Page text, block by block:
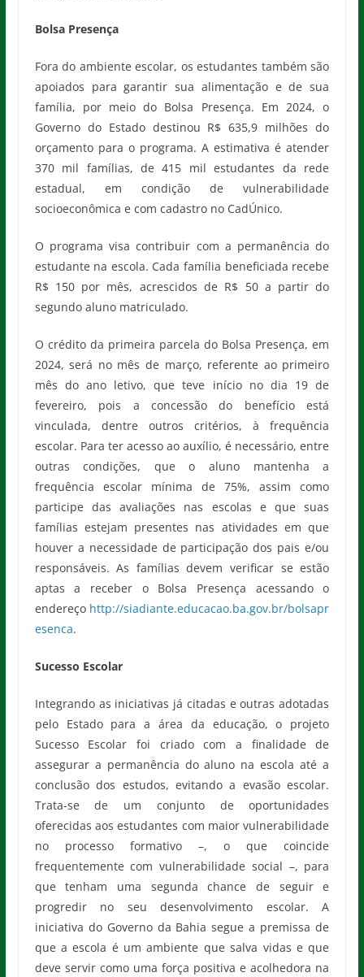
Bolsa Presença
Fora do ambiente escolar, os estudantes também são
apoiados para garantir sua alimentação e de sua
família, por meio do Bolsa Presença. Em 2024, o
Governo do Estado destinou R$ 635,9 milhões do
orçamento para o programa. A estimativa é atender
370 mil famílias, de 415 mil estudantes da rede
estadual, em condição de vulnerabilidade
socioeconômica e com cadastro no CadÚnico.
O programa visa contribuir com a permanência do
estudante na escola. Cada família beneficiada recebe
R$ 150 por mês, acrescidos de R$ 50 a partir do
segundo aluno matriculado.
O crédito da primeira parcela do Bolsa Presença, em
2024, será no mês de março, referente ao primeiro
mês do ano letivo, que teve início no dia 19 de
fevereiro, pois a concessão do benefício está
vinculada, dentre outros critérios, à frequência
escolar. Para ter acesso ao auxílio, é necessário, entre
outras condições, que o aluno mantenha a
frequência escolar mínima de 75%, assim como
participe das avaliações nas escolas e que suas
famílias estejam presentes nas atividades em que
houver a necessidade de participação dos pais e/ou
responsáveis. As famílias devem verificar se estão
aptas a receber o Bolsa Presença acessando o
endereço http://siadiante.educacao.ba.gov.br/bolsapr
esenca.
Sucesso Escolar
Integrando as iniciativas já citadas e outras adotadas
pelo Estado para a área da educação, o projeto
Sucesso Escolar foi criado com a finalidade de
assegurar a permanência do aluno na escola até a
conclusão dos estudos, evitando a evasão escolar.
Trata-se de um conjunto de oportunidades
oferecidas aos estudantes com maior vulnerabilidade
no processo formativo –, o que coincide
frequentemente com vulnerabilidade social –, para
que tenham uma segunda chance de seguir e
progredir no seu desenvolvimento escolar. A
iniciativa do Governo da Bahia segue a premissa de
que a escola é um ambiente que salva vidas e que
deve servir como uma força positiva e acolhedora na